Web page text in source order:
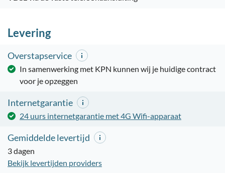
Levering
Overstapservice
In samenwerking met KPN kunnen wij je huidige contract
voor je opzeggen
Internetgarantie
24 uurs internetgarantie met 4G Wifi-apparaat
Gemiddelde levertijd
3 dagen
Bekijk levertijden providers